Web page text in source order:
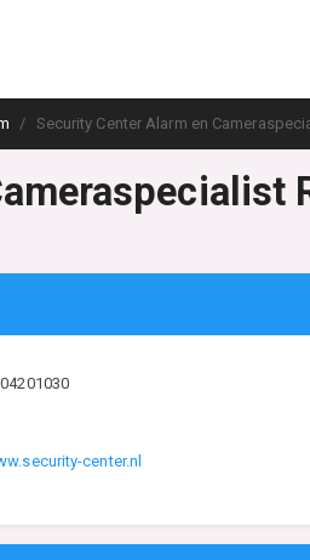
Security Center Alarm en
center.nl